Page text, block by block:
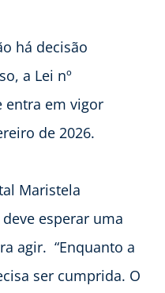
há decisão
a Lei nº
entra em vigor
de 2026.
Maristela
esperar uma
agir. “Enquanto a
ser cumprida. O